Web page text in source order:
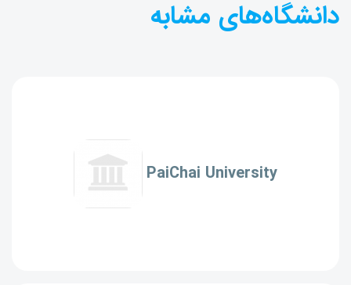
دانشگاه‌های مشابه
PaiChai University